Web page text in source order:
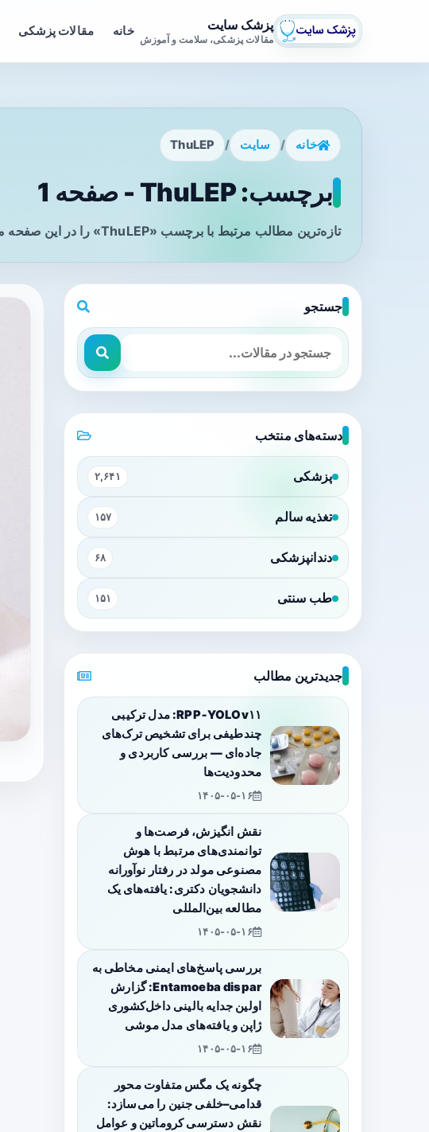
پزشک سایت
مقالات پزشکی، سلامت و آموزش
خانه مقالات پزشکی
خانه / سایت /
ThuLEP
برچسب: ThuLEP - صفحه 1
تازه‌ترین مطالب مرتبط با برچسب «ThuLEP» را در این صفحه مشاهده می‌کنید.
جستجو
دسته‌های منتخب
پزشکی ۲,۶۴۱
تغذیه سالم ۱۵۷
دندانپزشکی ۶۸
طب سنتی ۱۵۱
جدیدترین مطالب
RPP‑YOLOv۱۱: مدل ترکیبی
چندطیفی برای تشخیص ترک‌های
جاده‌ای — بررسی کاربردی و
محدودیت‌ها
۱۴۰۵-۰۵-۱۶
نقش انگیزش، فرصت‌ها و
توانمندی‌های مرتبط با هوش
مصنوعی مولد در رفتار نوآورانه
دانشجویان دکتری: یافته‌های یک
مطالعه بین‌المللی
۱۴۰۵-۰۵-۱۶
بررسی پاسخ‌های ایمنی مخاطی به
Entamoeba dispar: گزارش
اولین جدایه بالینی داخل‌کشوری
ژاپن و یافته‌های مدل موشی
۱۴۰۵-۰۵-۱۶
چگونه یک مگس متفاوت محور
قدامی–خلفی جنین را می‌سازد:
نقش دسترسی کروماتین و عوامل